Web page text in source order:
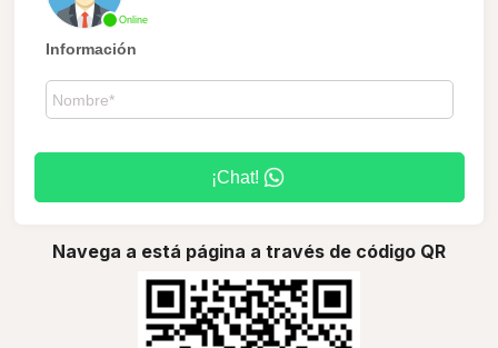
Online
Información
¡Chat!
Navega a está página a través de código QR